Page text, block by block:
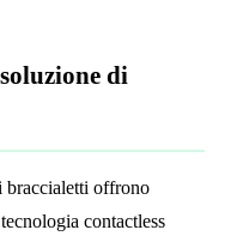
di
braccialetti offrono
contactless